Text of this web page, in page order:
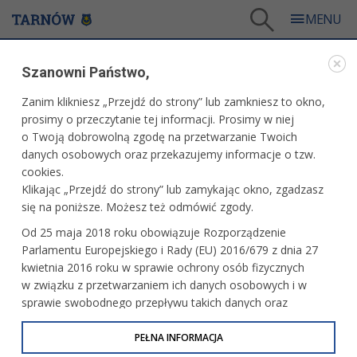
Zakończenie kolonii młodzieży ukraińskiej "Wędrówki śladami przodków"
WARTO ZOBACZYĆ
ZAKOŃCZENIE KOLONII MŁODZIEŻY UKRAIŃSKIEJ
"WĘDRÓWKI ŚLADAMI PRZODKÓW"
22 lipca 2015 r.fot. Paweł Topolski
Szanowni Państwo,
Zanim klikniesz „Przejdź do strony” lub zamkniesz to okno,
prosimy o przeczytanie tej informacji. Prosimy w niej
o Twoją dobrowolną zgodę na przetwarzanie Twoich
danych osobowych oraz przekazujemy informacje o tzw.
cookies.
Klikając „Przejdź do strony” lub zamykając okno, zgadzasz
się na poniższe. Możesz też odmówić zgody.
Od 25 maja 2018 roku obowiązuje Rozporządzenie
Parlamentu Europejskiego i Rady (EU) 2016/679 z dnia 27
kwietnia 2016 roku w sprawie ochrony osób fizycznych
w związku z przetwarzaniem ich danych osobowych i w
sprawie swobodnego przepływu takich danych oraz
uchylenia dyrektywy 95/46/WE (określane jako RODO, GDPR
lub Ogólne Rozporządzenie o Ochronie Danych
PEŁNA INFORMACJA